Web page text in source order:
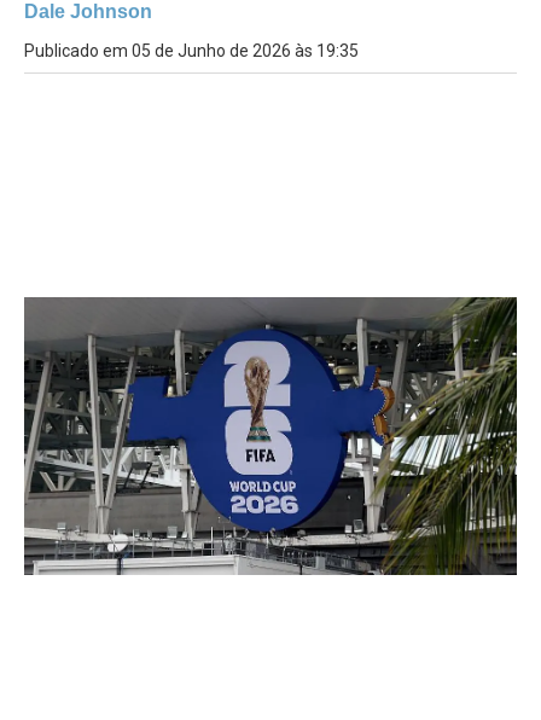
Dale Johnson
Publicado em 05 de Junho de 2026 às 19:35